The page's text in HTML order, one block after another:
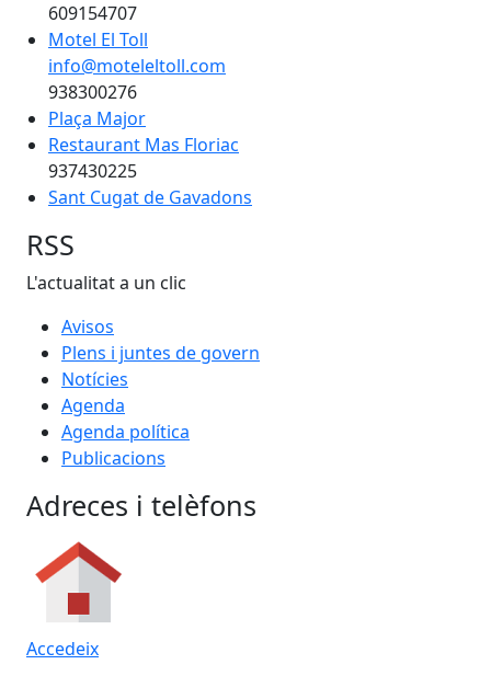
609154707
Motel El Toll
info@moteleltoll.com
938300276
Plaça Major
Restaurant Mas Floriac
937430225
Sant Cugat de Gavadons
RSS
L'actualitat a un clic
Avisos
Plens i juntes de govern
Notícies
Agenda
Agenda política
Publicacions
Adreces i telèfons
Accedeix